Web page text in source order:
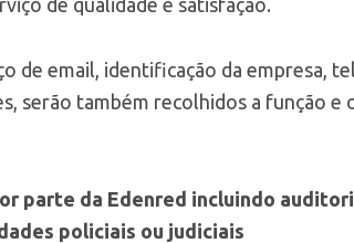
de email, identificação da empresa,
serão também recolhidos a função e
parte da Edenred incluindo
policiais ou judiciais